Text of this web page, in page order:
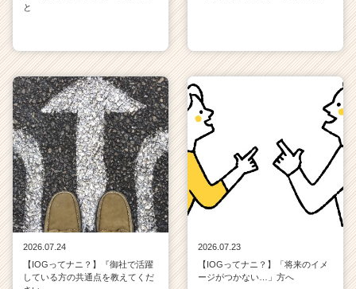
と
2026.07.24
【IOGってナニ？】『御社で活躍
している方の共通点を教えてくだ
2026.07.23
【IOGってナニ？】「将来のイメ
ージがつかない…」方へ